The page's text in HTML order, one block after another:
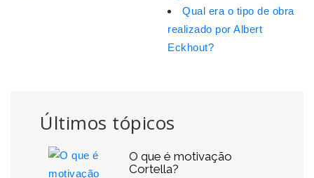
Últimos tópicos
O que é motivação
Cortella?
Qual era o tipo de obra
realizado por Albert
Eckhout?